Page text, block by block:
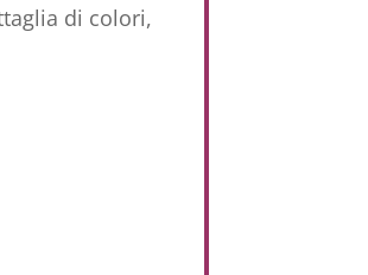
di colori,